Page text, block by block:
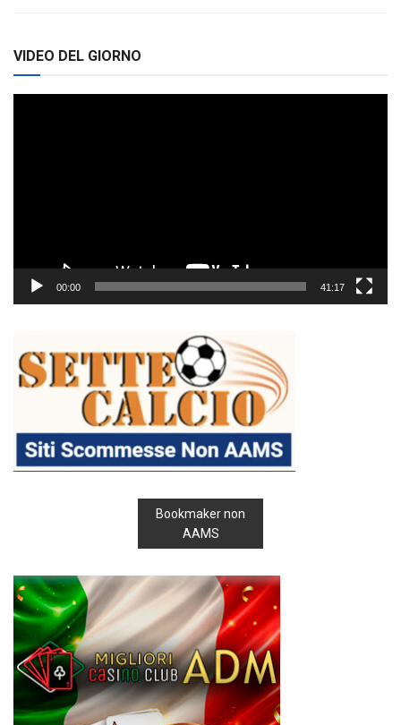
VIDEO DEL GIORNO
00:00 41:17
Bookmaker non
AAMS